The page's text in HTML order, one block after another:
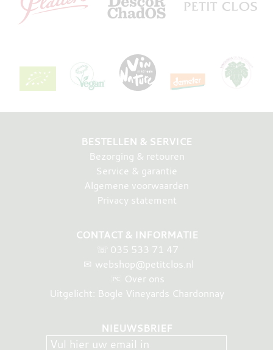
BESTELLEN & SERVICE
Bezorging & retouren
Service & garantie
Algemene voorwaarden
Privacy statement
CONTACT & INFORMATIE
☏ 035 533 71 47
✉ webshop@petitclos.nl
Over ons
Uitgelicht: Bogle Vineyards Chardonnay
NIEUWSBRIEF